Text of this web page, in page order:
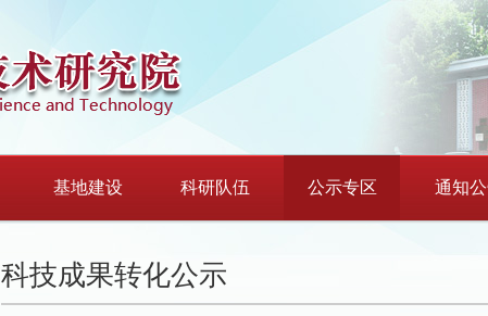
基地建设 科研队伍 公示专区 通知
科技成果转化公示